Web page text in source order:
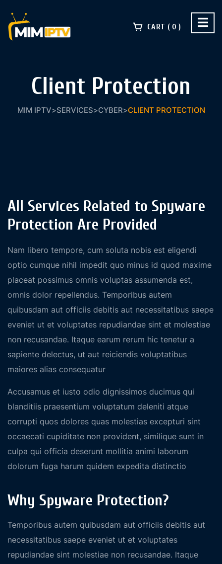
CART 0
Client Protection
MIM IPTV>SERVICES>CYBER>CLIENT PROTECTION
All Services Related to Spyware
Protection Are Provided
Nam libero tempore, cum soluta nobis est eligendi
optio cumque nihil impedit quo minus id quod maxime
placeat possimus omnis voluptas assumenda est,
omnis dolor repellendus. Temporibus autem
quibusdam aut officiis debitis aut necessitatibus saepe
eveniet ut et voluptates repudiandae sint et molestiae
non recusandae. Itaque earum rerum hic tenetur a
sapiente delectus, ut aut reiciendis voluptatibus
maiores alias consequatur
Accusamus et iusto odio dignissimos ducimus qui
blanditiis praesentium voluptatum deleniti atque
corrupti quos dolores quas molestias excepturi sint
occaecati cupiditate non provident, similique sunt in
culpa qui officia deserunt mollitia animi laborum
dolorum fuga harum quidem expedita distinctio
Why Spyware Protection?
Temporibus autem quibusdam aut officiis debitis aut
necessitatibus saepe eveniet ut et voluptates
repudiandae sint molestiae non recusandae. Itaque